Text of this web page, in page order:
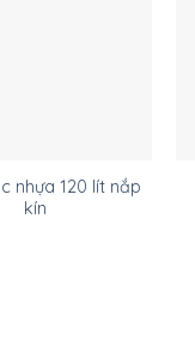
nhựa 120 lít nắp
kín